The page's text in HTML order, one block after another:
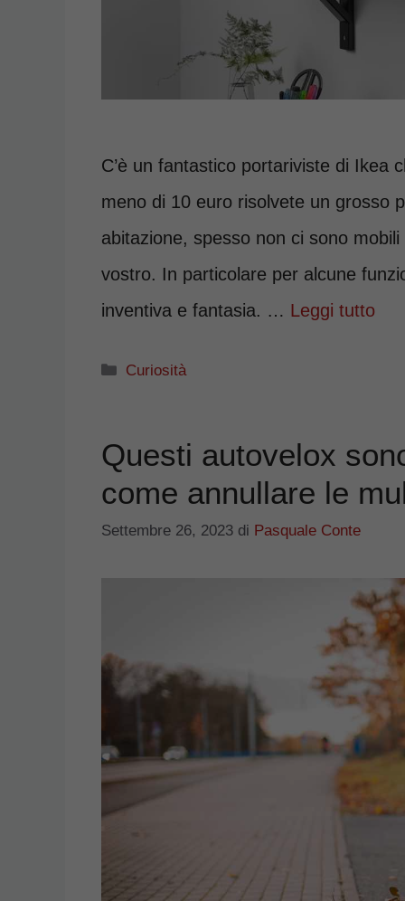
C’è un fantastico portariviste di Ikea
meno di 10 euro risolvete un grosso
abitazione, spesso non ci sono
vostro. In particolare per alcune
inventiva e fantasia. … Leggi tutto
Categorie
Curiosità
Questi autovelox
come annullare le
Settembre 26, 2023 di Pasquale Conte